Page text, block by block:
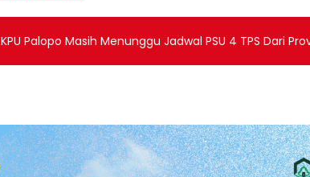
KPU Palopo Masih Menunggu Jadwal PSU 4 TPS Dari